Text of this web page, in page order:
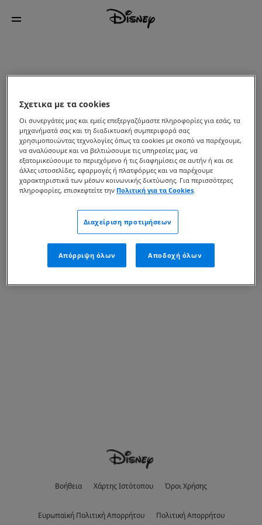
Βοήθεια Χάρτης Ιστότοπου Όροι Χρήσης
Eυρωπαϊκή Πολιτική Απορρήτου Πολιτική Απορρήτου
Σχετικα με τα cookies
Οι συνεργάτες μας και εμείς επεξεργαζόμαστε πληροφορίες για εσάς, τα
μηχανήματά σας και τη διαδικτυακή συμπεριφορά σας
χρησιμοποιώντας τεχνολογίες όπως τα cookies με σκοπό να παρέχουμε,
να αναλύσουμε και να βελτιώσουμε τις υπηρεσίες μας, να
εξατομικεύσουμε το περιεχόμενο ή τις διαφημίσεις σε αυτήν ή και σε
άλλες ιστοσελίδες, εφαρμογές ή πλατφόρμες και να παρέχουμε
χαρακτηριστικά των μέσων κοινωνικής δικτύωσης. Για περισσότερες
πληροφορίες, επισκεφτείτε την Πολιτική για τα Cookies.
Διαχείριση προτιμήσεων
Απόρριψη όλων Αποδοχή όλων